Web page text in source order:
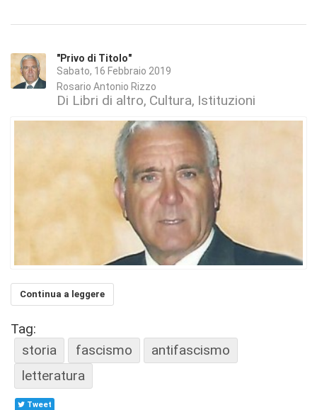
"Privo di Titolo"
Sabato, 16 Febbraio 2019
Rosario Antonio Rizzo
Di Libri di altro Cultura Istituzioni
Continua a leggere
Tag:
storia
fascismo
antifascismo
letteratura
Tweet